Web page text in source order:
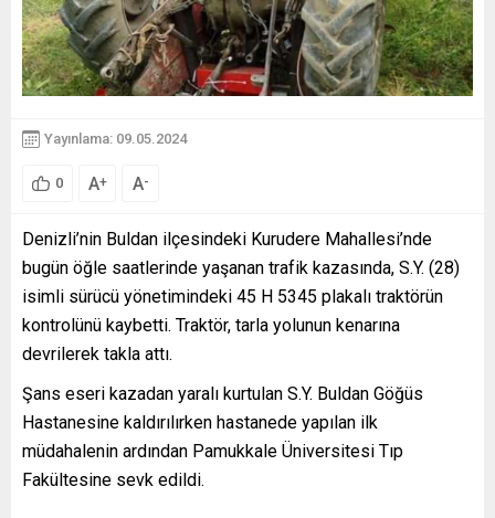
Yayınlama: 09.05.2024
0 A+ A-
Denizli’nin Buldan ilçesindeki Kurudere Mahallesi’nde
bugün öğle saatlerinde yaşanan trafik kazasında, S.Y. (28)
isimli sürücü yönetimindeki 45 H 5345 plakalı traktörün
kontrolünü kaybetti. Traktör, tarla yolunun kenarına
devrilerek takla attı.
Şans eseri kazadan yaralı kurtulan S.Y. Buldan Göğüs
Hastanesine kaldırılırken hastanede yapılan ilk
müdahalenin ardından Pamukkale Üniversitesi Tıp
Fakültesine sevk edildi.